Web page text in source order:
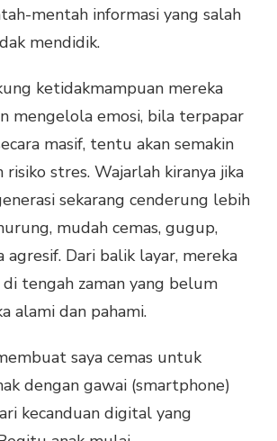
mentah informasi yang salah
mendidik.
ketidakmampuan mereka
mengelola emosi, bila terpapar
masif, tentu akan semakin
risiko stres. Wajarlah kiranya jika
sekarang cenderung lebih
mudah cemas, gugup,
agresif. Dari balik layar, mereka
tengah zaman yang belum
alami dan pahami.
saya cemas untuk
dengan gawai (smartphone)
kecanduan digital yang